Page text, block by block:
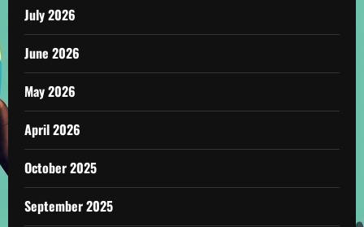
July 2026
June 2026
May 2026
April 2026
October 2025
September 2025